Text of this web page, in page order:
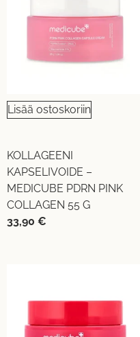
Lisää ostoskoriin
KOLLAGEENI
KAPSELIVOIDE –
MEDICUBE PDRN PINK
COLLAGEN 55 G
33,90 €